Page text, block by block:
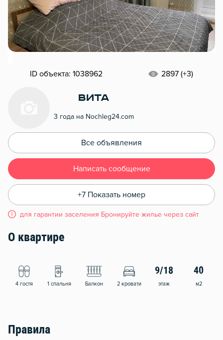
ID объекта: 1038962 2897 (+3)
Вита
3 года на Nochleg24.com
Все объявления
Написать сообщение
+7 Показать номер
для гарантии заселения Бронируйте жилье через сайт
О квартире
4 гостя 1 спальня Балкон 2 кровати
9/18
этаж
40
м2
Правила